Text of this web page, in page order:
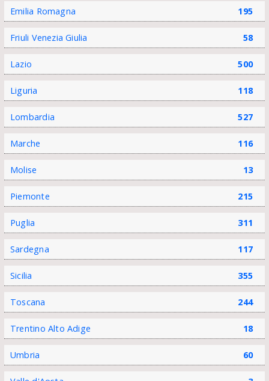
Emilia Romagna 195
Friuli Venezia Giulia 58
Lazio 500
Liguria 118
Lombardia 527
Marche 116
Molise 13
Piemonte 215
Puglia 311
Sardegna 117
Sicilia 355
Toscana 244
Trentino Alto Adige 18
Umbria 60